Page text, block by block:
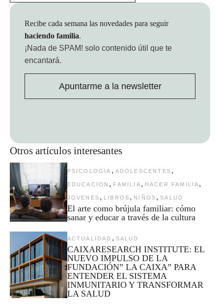
Otros artículos interesantes
PSICOLOGIA , ADOLESCENTES ,
EDUCACION , FAMILIA , HACER FAMILIA ,
JOVENES , LIBROS , NIÑOS , SALUD
El arte como brújula familiar: cómo
sanar y educar a través de la cultura
ACTUALIDAD , SALUD
CAIXARESEARCH INSTITUTE: EL
NUEVO IMPULSO DE LA
FUNDACIÓN” LA CAIXA” PARA
ENTENDER EL SISTEMA
INMUNITARIO Y TRANSFORMAR
LA SALUD
Recibe cada semana las novedades para seguir
haciendo familia.
¡Nada de SPAM! solo contenido útil que te
encantará.
Apuntarme a la newsletter